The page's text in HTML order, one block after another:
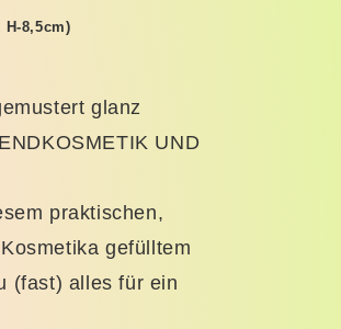
8,5cm)
glanz
UND
praktischen,
gefülltem
(fast) alles für ein